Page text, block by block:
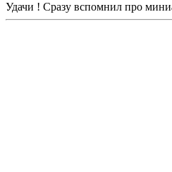
Удачи ! Сразу вспомнил про